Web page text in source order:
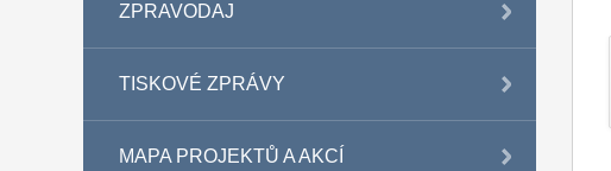
ZPRAVODAJ
TISKOVÉ ZPRÁVY
MAPA PROJEKTŮ A AKCÍ